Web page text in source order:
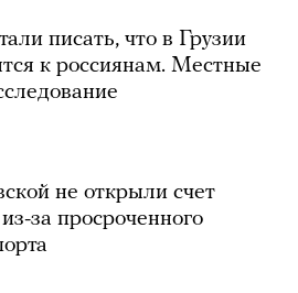
писать, что в Грузии
к россиянам. Местные
не открыли счет
за просроченного